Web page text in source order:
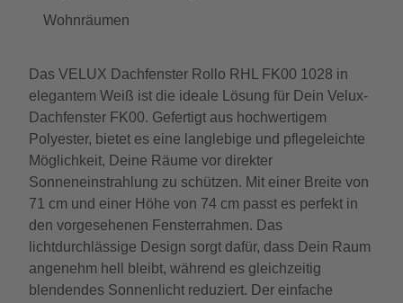
Wohnräumen
Das VELUX Dachfenster Rollo RHL FK00 1028 in
elegantem Weiß ist die ideale Lösung für Dein Velux-
Dachfenster FK00. Gefertigt aus hochwertigem
Polyester, bietet es eine langlebige und pflegeleichte
Möglichkeit, Deine Räume vor direkter
Sonneneinstrahlung zu schützen. Mit einer Breite von
71 cm und einer Höhe von 74 cm passt es perfekt in
den vorgesehenen Fensterrahmen. Das
lichtdurchlässige Design sorgt dafür, dass Dein Raum
angenehm hell bleibt, während es gleichzeitig
blendendes Sonnenlicht reduziert. Der einfache